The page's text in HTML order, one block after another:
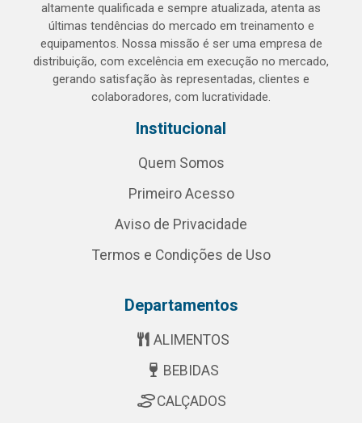
altamente qualificada e sempre atualizada, atenta as
últimas tendências do mercado em treinamento e
equipamentos. Nossa missão é ser uma empresa de
distribuição, com excelência em execução no mercado,
gerando satisfação às representadas, clientes e
colaboradores, com lucratividade.
Institucional
Quem Somos
Primeiro Acesso
Aviso de Privacidade
Termos e Condições de Uso
Departamentos
ALIMENTOS
BEBIDAS
CALÇADOS